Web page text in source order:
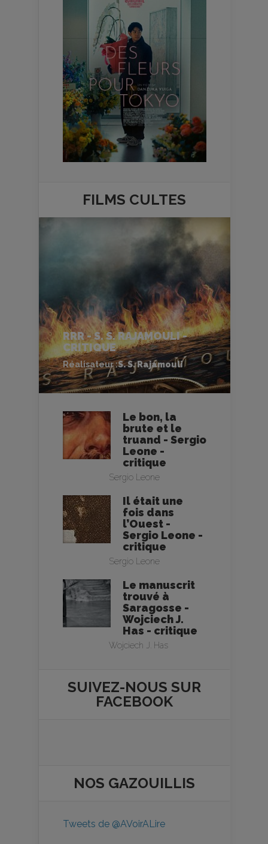
FILMS CULTES
RRR - S. S. RAJAMOULI -
CRITIQUE
Réalisateur :S. S. Rajamouli
Le bon, la
brute et le
truand - Sergio
Leone -
critique
Sergio Leone
Il était une
fois dans
l’Ouest -
Sergio Leone -
critique
Sergio Leone
Le manuscrit
trouvé à
Saragosse -
Wojciech J.
Has - critique
Wojciech J. Has
SUIVEZ-NOUS SUR
FACEBOOK
NOS GAZOUILLIS
Tweets de @AVoirALire